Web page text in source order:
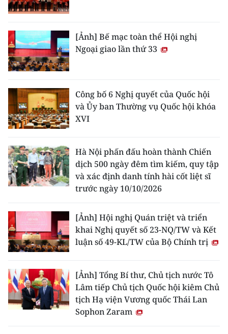
[Ảnh] Bế mạc toàn thể Hội nghị
Ngoại giao lần thứ 33
Công bố 6 Nghị quyết của Quốc hội
và Ủy ban Thường vụ Quốc hội khóa
XVI
Hà Nội phấn đấu hoàn thành Chiến
dịch 500 ngày đêm tìm kiếm, quy tập
và xác định danh tính hài cốt liệt sĩ
trước ngày 10/10/2026
[Ảnh] Hội nghị Quán triệt và triển
khai Nghị quyết số 23-NQ/TW và Kết
luận số 49-KL/TW của Bộ Chính trị
[Ảnh] Tổng Bí thư, Chủ tịch nước Tô
Lâm tiếp Chủ tịch Quốc hội kiêm Chủ
tịch Hạ viện Vương quốc Thái Lan
Sophon Zaram